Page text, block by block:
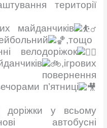
території
майданчиків
,тощо
велодоріжок
,ігрових
повернення
п’ятниці
доріжки у всьому
автобусні